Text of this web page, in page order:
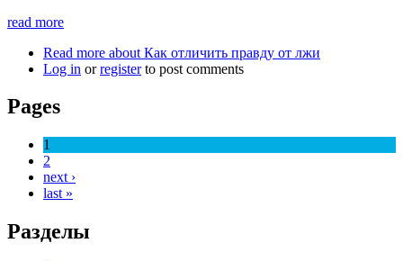
read more
Read more about Как отличить правду от лжи
Log in orregisterto post comments
Pages
1
2
next ›
last »
Разделы